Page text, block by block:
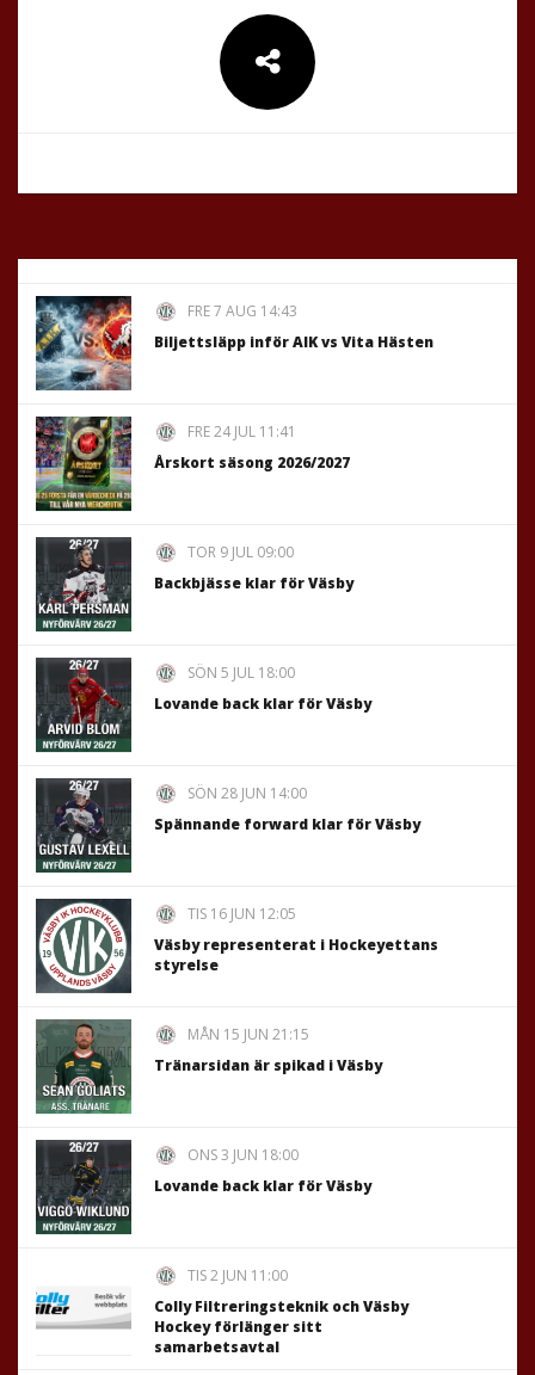
FRE 7 AUG 14:43
Biljettsläpp inför AIK vs Vita Hästen
FRE 24 JUL 11:41
Årskort säsong 2026/2027
TOR 9 JUL 09:00
Backbjässe klar för Väsby
SÖN 5 JUL 18:00
Lovande back klar för Väsby
SÖN 28 JUN 14:00
Spännande forward klar för Väsby
TIS 16 JUN 12:05
Väsby representerat i Hockeyettans
styrelse
MÅN 15 JUN 21:15
Tränarsidan är spikad i Väsby
ONS 3 JUN 18:00
Lovande back klar för Väsby
TIS 2 JUN 11:00
Colly Filtreringsteknik och Väsby
Hockey förlänger sitt
samarbetsavtal